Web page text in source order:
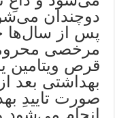
دوچندان
پس از سال‌ها
مرخصی
قرص ویتامین
بهداشتی بعد
صورت تاییدِ
انجام می‌شود